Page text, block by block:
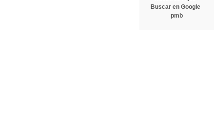
Buscar en Google
pmb